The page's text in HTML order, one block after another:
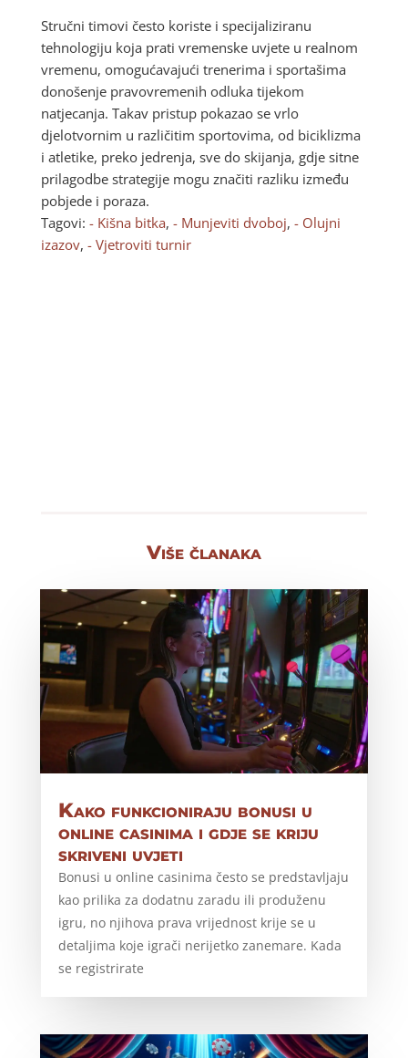
Stručni timovi često koriste i specijaliziranu
tehnologiju koja prati vremenske uvjete u realnom
vremenu, omogućavajući trenerima i sportašima
donošenje pravovremenih odluka tijekom
natjecanja. Takav pristup pokazao se vrlo
djelotvornim u različitim sportovima, od biciklizma
i atletike, preko jedrenja, sve do skijanja, gdje sitne
prilagodbe strategije mogu značiti razliku između
pobjede i poraza.
Tagovi: - Kišna bitka, - Munjeviti dvoboj, - Olujni
izazov, - Vjetroviti turnir
Više članaka
Kako funkcioniraju bonusi u
online casinima i gdje se kriju
skriveni uvjeti
Bonusi u online casinima često se predstavljaju
kao prilika za dodatnu zaradu ili produženu
igru, no njihova prava vrijednost krije se u
detaljima koje igrači nerijetko zanemare. Kada
se registrirate